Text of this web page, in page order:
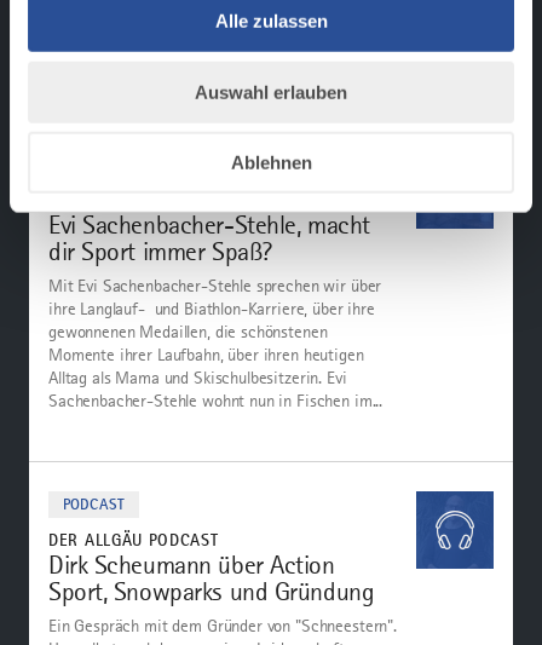
Alle zulassen
Auswahl erlauben
Ablehnen
er zur Ruhe? Kommt er überhaupt zur Ruhe?
Evi Sachenbacher-Stehle, macht
dir Sport immer Spaß?
Mit Evi Sachenbacher-Stehle sprechen wir über
ihre Langlauf- und Biathlon-Karriere, über ihre
gewonnenen Medaillen, die schönstenen
Momente ihrer Laufbahn, über ihren heutigen
Alltag als Mama und Skischulbesitzerin. Evi
Sachenbacher-Stehle wohnt nun in Fischen im...
PODCAST
DER ALLGÄU PODCAST
Dirk Scheumann über Action
Sport, Snowparks und Gründung
Ein Gespräch mit dem Gründer von "Schneestern".